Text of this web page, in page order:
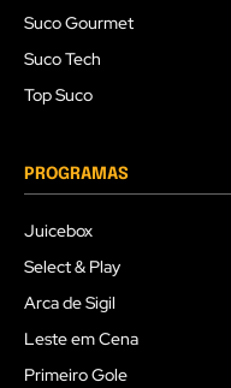
Suco Gourmet
Suco Tech
Top Suco
PROGRAMAS
Juicebox
Select & Play
Arca de Sigil
Leste em Cena
Primeiro Gole